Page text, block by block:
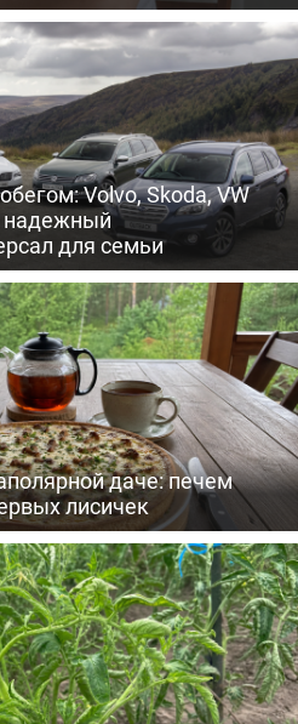
Volvo, Skoda, VW
надежный
для семьи
даче: печем
лисичек